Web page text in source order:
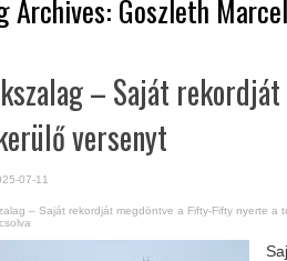
Archives: Goszleth
– Saját
versenyt
07-11
– Saját rekordját megdöntve a Fifty-Fifty nyerte a